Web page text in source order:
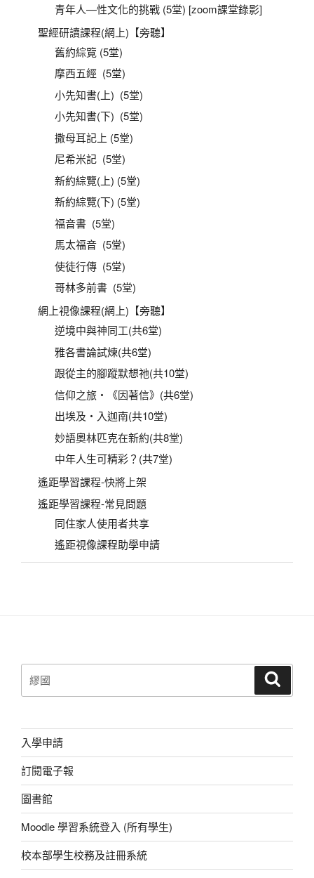
青年人—性文化的挑戰 (5堂) [zoom課堂錄影]
聖經研讀課程(網上)【旁聽】
舊約綜覽 (5堂)
摩西五經 (5堂)
小先知書(上) (5堂)
小先知書(下) (5堂)
撒母耳記上 (5堂)
尼希米記 (5堂)
新約綜覽(上) (5堂)
新約綜覽(下) (5堂)
福音書 (5堂)
馬太福音 (5堂)
使徒行傳 (5堂)
哥林多前書 (5堂)
網上視像課程(網上)【旁聽】
逆境中與神同工(共6堂)
雅各書論試煉(共6堂)
跟從主的腳蹤默想祂(共10堂)
信仰之旅‧《因著信》(共6堂)
出埃及‧入迦南(共10堂)
妙語奧林匹克在新約(共8堂)
中年人生可精彩？(共7堂)
遙距學習課程-快將上架
遙距學習課程-常見問題
同住家人使用者共享
遙距視像課程助學申請
尋
字:
入學申請
訂閱電子報
圖書館
Moodle 學習系統登入 (所有學生)
校本部學生校務及註冊系統